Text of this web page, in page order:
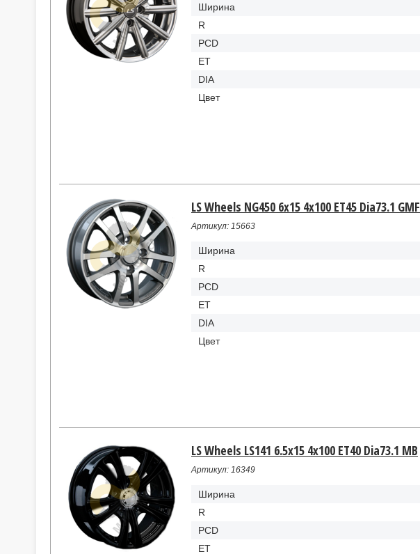
Ширина
R
PCD
ET
DIA
Цвет
LS Wheels NG450 6x15 4x100 ET45 Dia73.1 GMF
Артикул: 15663
Ширина
R
PCD
ET
DIA
Цвет
LS Wheels LS141 6.5x15 4x100 ET40 Dia73.1 MB
Артикул: 16349
Ширина
R
PCD
ET